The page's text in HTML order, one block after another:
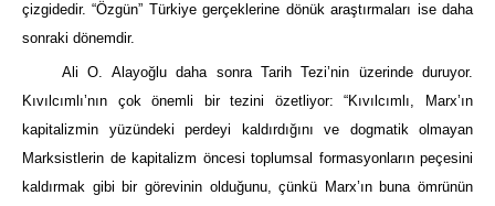
çizgidedir. “Özgün” Türkiye gerçeklerine dönük araştırmaları ise daha
sonraki dönemdir.
Ali O. Alayoğlu daha sonra Tarih Tezi’nin üzerinde duruyor.
Kıvılcımlı’nın çok önemli bir tezini özetliyor: “Kıvılcımlı, Marx’ın
kapitalizmin yüzündeki perdeyi kaldırdığını ve dogmatik olmayan
Marksistlerin de kapitalizm öncesi toplumsal formasyonların peçesini
kaldırmak gibi bir görevinin olduğunu, çünkü Marx’ın buna ömrünün